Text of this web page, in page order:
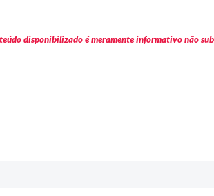
disponibilizado é meramente informativo não